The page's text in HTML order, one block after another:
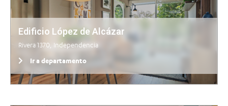
Edificio López de Alcázar
Rivera 1370, Independencia
Ir a departamento